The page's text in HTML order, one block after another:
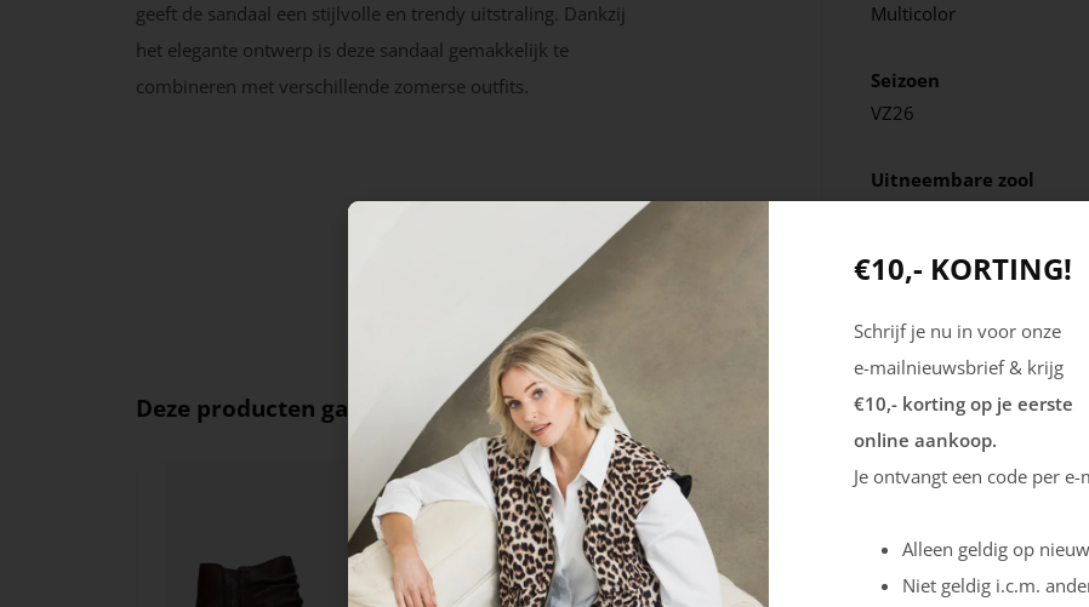
geeft de sandaal een stijlvolle en trendy uitstraling. Dankzij
het elegante ontwerp is deze sandaal gemakkelijk te
combineren met verschillende zomerse outfits.
Multicolor
Seizoen
VZ26
Uitneembare zool
Deze producten ga je leuk vinden
€10,- KORTING!
Schrijf je nu in voor onze
e-mailnieuwsbrief & krijg
€10,- korting op je eerste
online aankoop.
Je ontvangt een code per e-
Alleen geldig op
Niet geldig i.c.m.